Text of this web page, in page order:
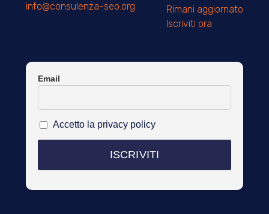
info@consulenza-seo.org
Rimani aggiornato
Iscriviti ora
Email
Accetto la privacy policy